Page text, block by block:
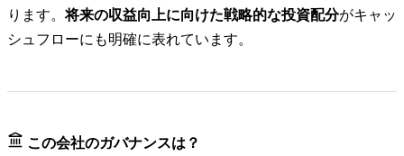
ります。将来の収益向上に向けた戦略的な投資配分がキャッ
シュフローにも明確に表れています。
この会社のガバナンスは？